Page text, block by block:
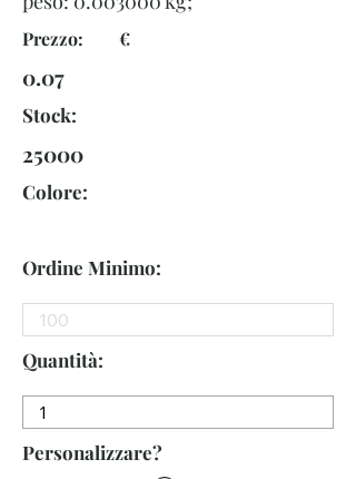
Prezzo: €
0.07
Stock:
25000
Colore:
Ordine Minimo:
Quantità:
Personalizzare?